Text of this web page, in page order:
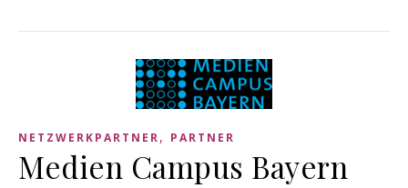
NETZWERKPARTNER, PARTNER
Medien Campus Bayern